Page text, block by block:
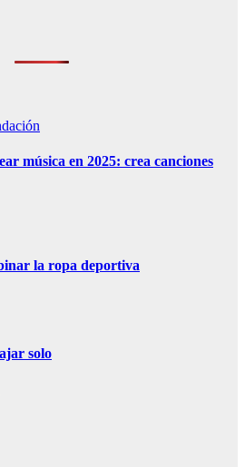
música en 2025: crea canciones
la ropa deportiva
solo